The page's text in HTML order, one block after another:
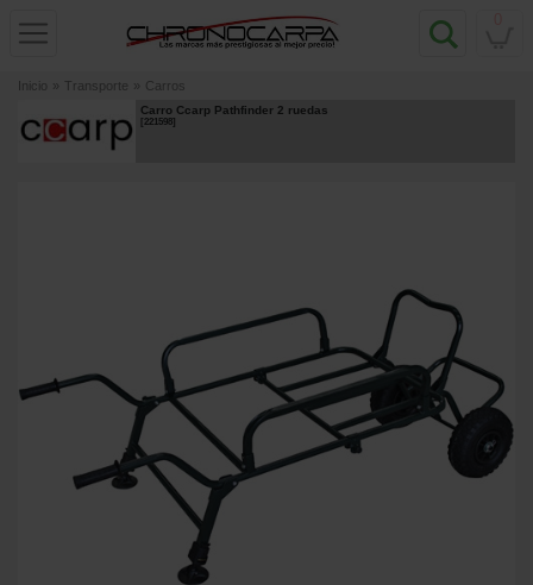
Inicio » Transporte » Carros
Carro Ccarp Pathfinder 2 ruedas
[221598]